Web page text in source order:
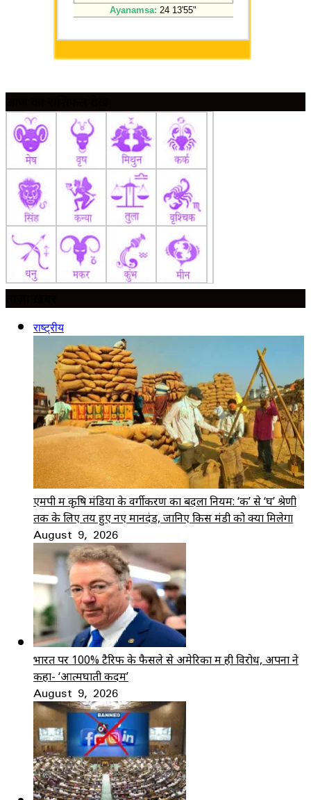
राष्ट्रीय
एमपी में कृषि मंडियों के वर्गीकरण का बदला नियम: ‘क’ से ‘घ’ श्रेणी
तक के लिए तय हुए नए मानदंड, जानिए किस मंडी को क्या मिलेगा
August 9, 2026
भारत पर 100% टैरिफ के फैसले से अमेरिका में ही विरोध, अपनों ने
कहा- ‘आत्मघाती कदम’
August 9, 2026